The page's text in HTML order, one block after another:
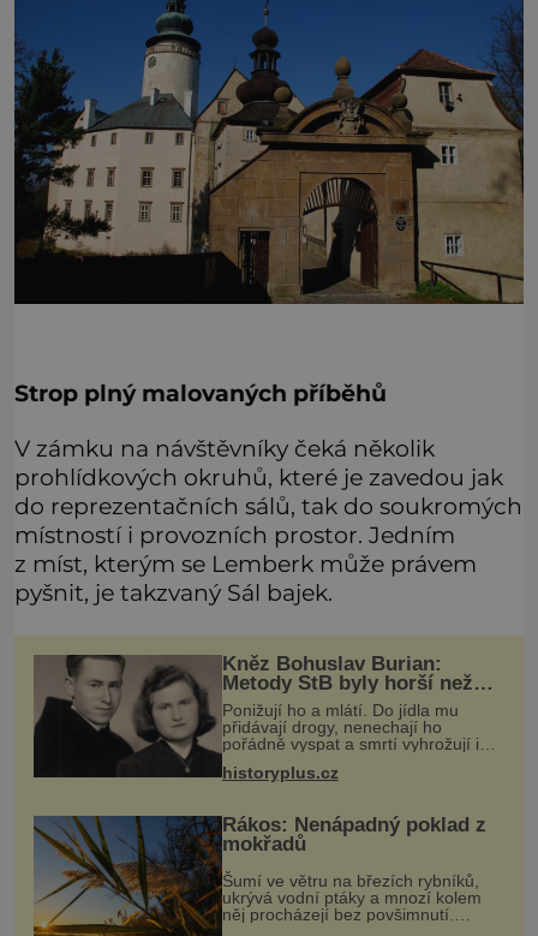
Strop plný malovaných příběhů
V zámku na návštěvníky čeká několik
prohlídkových okruhů, které je zavedou jak
do reprezentačních sálů, tak do soukromých
místností i provozních prostor. Jedním
z míst, kterým se Lemberk může právem
pyšnit, je takzvaný Sál bajek.
Kněz Bohuslav Burian:
Metody StB byly horší než
gestapácké trýznění
Ponižují ho a mlátí. Do jídla mu
přidávají drogy, nenechají ho
pořádně vyspat a smrtí vyhrožují i
nevydrží a estébákům podepíše
historyplus.cz
Rákos: Nenápadný poklad z
mokřadů
Šumí ve větru na březích rybníků,
ukrývá vodní ptáky a mnozí kolem
něj procházejí bez povšimnutí.
Přesto právě rákos pomáhal stavět